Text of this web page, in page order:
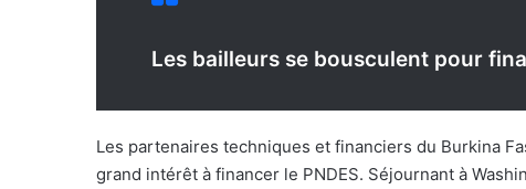
Les bailleurs se bousculent pour
Les partenaires techniques et financiers du Burkina
grand intérêt à financer le PNDES. Séjournant à